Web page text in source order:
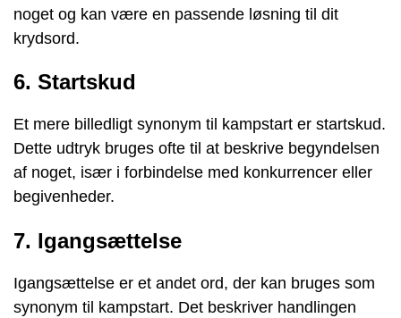
noget og kan være en passende løsning til dit
krydsord.
6. Startskud
Et mere billedligt synonym til kampstart er startskud.
Dette udtryk bruges ofte til at beskrive begyndelsen
af noget, især i forbindelse med konkurrencer eller
begivenheder.
7. Igangsættelse
Igangsættelse er et andet ord, der kan bruges som
synonym til kampstart. Det beskriver handlingen